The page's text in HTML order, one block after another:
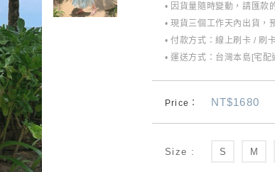
• 因貨量隨時變動，請匯款
• 現貨三個工作天內出貨，
• 付款方式：線上刷卡 / 刷
• 運送方式：台灣本島[宅
Price： NT$1680
Size : S M